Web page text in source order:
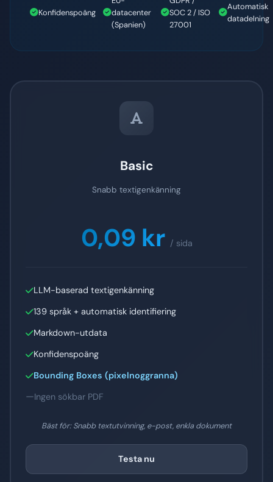
Konfidenspoäng
datacenter
(Spanien)
SOC 2 / ISO
27001
Automatisk
datadelning
Basic
Snabb textigenkänning
0,09 kr / sida
LLM-baserad textigenkänning
139 språk + automatisk identifiering
Markdown-utdata
Konfidenspoäng
Bounding Boxes (pixelnoggranna)
Ingen sökbar PDF
Bäst för: Snabb textutvinning, e-post, enkla dokument
Testa nu